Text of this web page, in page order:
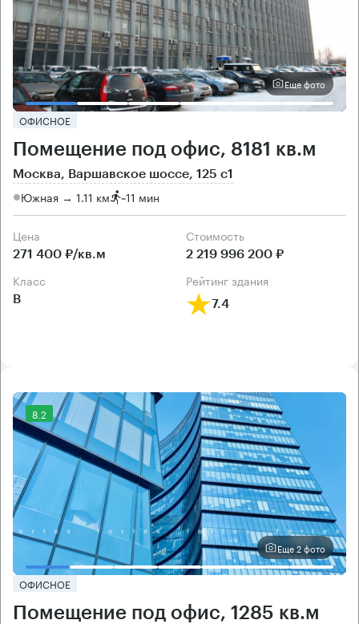
Еще фото
ОФИСНОЕ
Помещение под офис, 8181 кв.м
Москва, Варшавское шоссе, 125 с1
Южная → 1.11 км ~11 мин
Цена
271 400 ₽/кв.м
Cтоимость
2 219 996 200 ₽
класс
B
рейтинг здания
7.4
8.2
Еще 2 фото
ОФИСНОЕ
Помещение под офис, 1285 кв.м